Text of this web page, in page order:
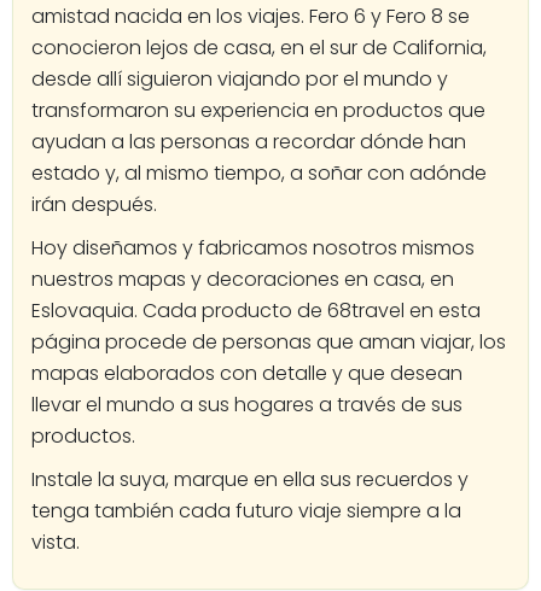
amistad nacida en los viajes. Fero 6 y Fero 8 se
conocieron lejos de casa, en el sur de California,
desde allí siguieron viajando por el mundo y
transformaron su experiencia en productos que
ayudan a las personas a recordar dónde han
estado y, al mismo tiempo, a soñar con adónde
irán después.
Hoy diseñamos y fabricamos nosotros mismos
nuestros mapas y decoraciones en casa, en
Eslovaquia. Cada producto de 68travel en esta
página procede de personas que aman viajar, los
mapas elaborados con detalle y que desean
llevar el mundo a sus hogares a través de sus
productos.
Instale la suya, marque en ella sus recuerdos y
tenga también cada futuro viaje siempre a la
vista.